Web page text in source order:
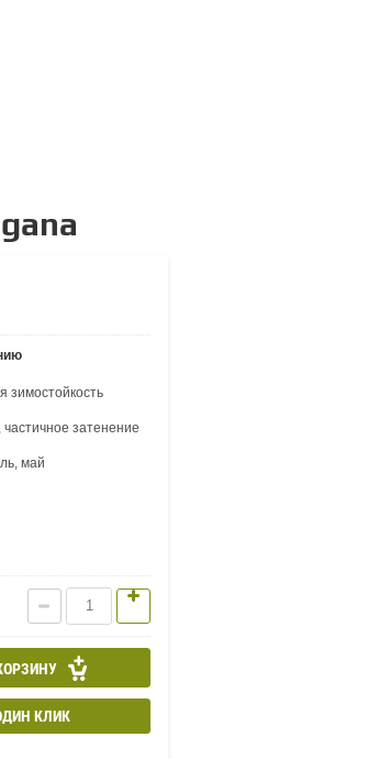
зимостойкость
частичное затенение
май
КЛИК